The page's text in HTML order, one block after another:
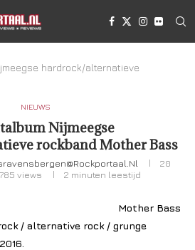
hardrock/alternatieve
NIEUWS
Nijmeegse
rockband Mother Bass
20
785 views 2 minuten leestijd
Mother Bass
/ alternative rock / grunge